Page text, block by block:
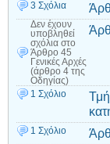
3 Σχόλια
Δεν έχουν
υποβληθεί
σχόλια στο
Άρθρο 45
Γενικές Αρχές
(άρθρο 4 της
Οδηγίας)
1 Σχόλιο
1 Σχόλιο